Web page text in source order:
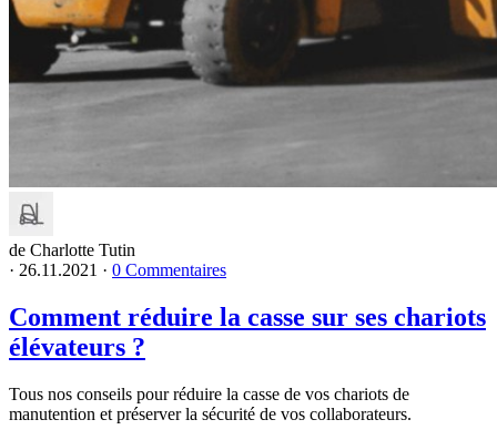
de Charlotte Tutin
· 26.11.2021 · 0 Commentaires
Comment réduire la casse sur ses chariots
élévateurs ?
Tous nos conseils pour réduire la casse de vos chariots de
manutention et préserver la sécurité de vos collaborateurs.